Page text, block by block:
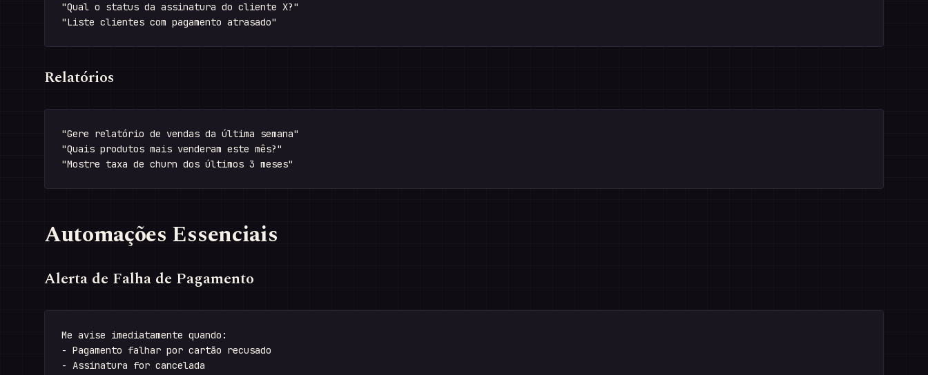
"Qual o status da assinatura do cliente X?"
Relatórios
"Gere relatório de vendas da última semana"
"Quais produtos mais venderam este mês?"
Automações Essenciais
Alerta de Falha de Pagamento
Me avise imediatamente quando:
- Pagamento falhar por cartão recusado
- Assinatura for cancelada